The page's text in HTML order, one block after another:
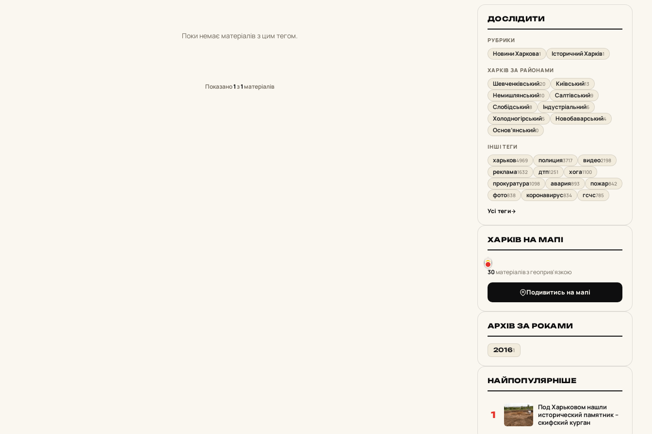
Поки немає матеріалів з цим тегом.
Показано1з1матеріалів
ДОСЛІДИТИ
РУБРИКИ
Новини Харкова1 Історичний Харків1
ХАРКІВ ЗА РАЙОНАМИ
Шевченківський20 Київський13
Немишлянський10 Салтівський9
Слобідський8 Індустріальний6
Холодногірський5 Новобаварський4
Основ’янський0
ІНШІ ТЕГИ
харьков4969 полиция3717 видео2198
реклама1632 дтп1251 хога1100
прокуратура1098 авария893 пожар842
фото838 коронавирус834 гсчс785
Усі теги
ХАРКІВ НА МАПІ
30матеріалів з геоприв'язкою
Подивитись на мапі
АРХІВ ЗА РОКАМИ
20161
НАЙПОПУЛЯРНІШЕ
1
Под Харьковом нашли
исторический памятник –
скифский курган